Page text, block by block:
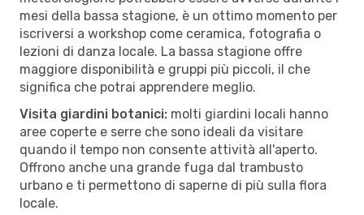
mesi della bassa stagione, è un ottimo momento per
iscriversi a workshop come ceramica, fotografia o
lezioni di danza locale. La bassa stagione offre
maggiore disponibilità e gruppi più piccoli, il che
significa che potrai apprendere meglio.
Visita giardini botanici: molti giardini locali hanno
aree coperte e serre che sono ideali da visitare
quando il tempo non consente attività all'aperto.
Offrono anche una grande fuga dal trambusto
urbano e ti permettono di saperne di più sulla flora
locale.